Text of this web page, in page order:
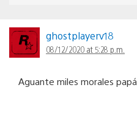
ghostplayerv18
08/12/2020 at 5:28 p.m.
Aguante miles morales papá